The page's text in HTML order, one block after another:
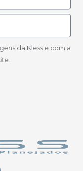
da Kless e com a